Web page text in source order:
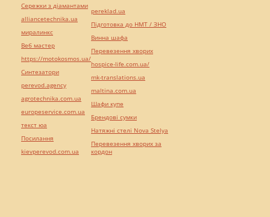
Сережки з діамантами
alliancetechnika.ua
миралинкс
Веб мастер
https://motokosmos.ua/
Синтезатори
perevod.agency
agrotechnika.com.ua
europeservice.com.ua
текст юа
Посилання
kievperevod.com.ua
pereklad.ua
Підготовка до НМТ / ЗНО
Винна шафа
Перевезення хворих
hospice-life.com.ua/
mk-translations.ua
maltina.com.ua
Шафи купе
Брендові сумки
Натяжні стелі Nova Stelya
Перевезення хворих за
кордон